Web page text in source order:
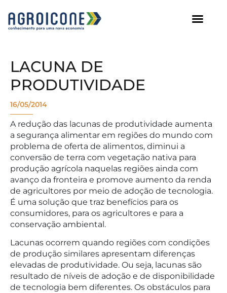
LACUNA DE
PRODUTIVIDADE
16/05/2014
A redução das lacunas de produtividade aumenta
a segurança alimentar em regiões do mundo com
problema de oferta de alimentos, diminui a
conversão de terra com vegetação nativa para
produção agrícola naquelas regiões ainda com
avanço da fronteira e promove aumento da renda
de agricultores por meio de adoção de tecnologia.
É uma solução que traz benefícios para os
consumidores, para os agricultores e para a
conservação ambiental.
Lacunas ocorrem quando regiões com condições
de produção similares apresentam diferenças
elevadas de produtividade. Ou seja, lacunas são
resultado de níveis de adoção e de disponibilidade
de tecnologia bem diferentes. Os obstáculos para